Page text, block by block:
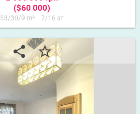
($60 000)
53/30/9 m² 7/16 эт
share star_border